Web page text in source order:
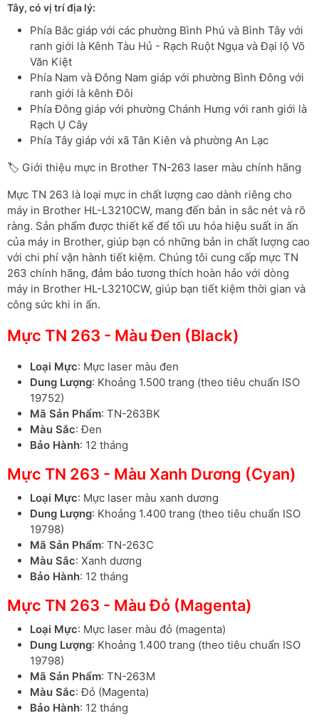
Tây, có vị trí địa lý:
Phía Bắc giáp với các phường Bình Phú và Bình Tây với
ranh giới là Kênh Tàu Hủ - Rạch Ruột Ngụa và Đại lộ Võ
Văn Kiệt
Phía Nam và Đông Nam giáp với phường Bình Đông với
ranh giới là kênh Đôi
Phía Đông giáp với phường Chánh Hưng với ranh giới là
Rạch Ụ Cây
Phía Tây giáp với xã Tân Kiên và phường An Lạc
🏷️ Giới thiệu mực in Brother TN-263 laser màu chính hãng
Mực TN 263 là loại mực in chất lượng cao dành riêng cho
máy in Brother HL-L3210CW, mang đến bản in sắc nét và rõ
ràng. Sản phẩm được thiết kế để tối ưu hóa hiệu suất in ấn
của máy in Brother, giúp bạn có những bản in chất lượng cao
với chi phí vận hành tiết kiệm. Chúng tôi cung cấp mực TN
263 chính hãng, đảm bảo tương thích hoàn hảo với dòng
máy in Brother HL-L3210CW, giúp bạn tiết kiệm thời gian và
công sức khi in ấn.
Mực TN 263 - Màu Đen (Black)
Loại Mực: Mực laser màu đen
Dung Lượng: Khoảng 1.500 trang (theo tiêu chuẩn ISO
19752)
Mã Sản Phẩm: TN-263BK
Màu Sắc: Đen
Bảo Hành: 12 tháng
Mực TN 263 - Màu Xanh Dương (Cyan)
Loại Mực: Mực laser màu xanh dương
Dung Lượng: Khoảng 1.400 trang (theo tiêu chuẩn ISO
19798)
Mã Sản Phẩm: TN-263C
Màu Sắc: Xanh dương
Bảo Hành: 12 tháng
Mực TN 263 - Màu Đỏ (Magenta)
Loại Mực: Mực laser màu đỏ (magenta)
Dung Lượng: Khoảng 1.400 trang (theo tiêu chuẩn ISO
19798)
Mã Sản Phẩm: TN-263M
Màu Sắc: Đỏ (Magenta)
Bảo Hành: 12 tháng